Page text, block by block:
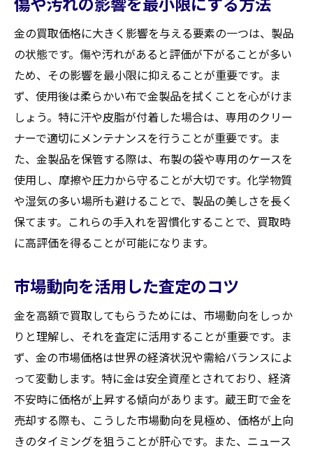
金の買取価格に大きく影響を与える要素の一つは、製品
の状態です。傷や汚れがあると評価が下がることが多い
ため、その影響を最小限に抑えることが重要です。ま
ず、使用後は柔らかい布で金製品を拭くことを心がけま
しょう。特に汗や皮脂が付着した場合は、専用のクリー
ナーで適切にメンテナンスを行うことが重要です。ま
た、金製品を保管する際は、布製の袋や専用のケースを
使用し、摩擦や圧力から守ることが大切です。化学物質
や湿気の多い場所も避けることで、製品の美しさを長く
保てます。これらの手入れを習慣化することで、買取時
に高評価を得ることが可能になります。
市場動向を活用した査定のコツ
金を高額で買取してもらうためには、市場動向をしっか
りと理解し、それを査定に活用することが重要です。ま
ず、金の市場価格は世界の経済状況や需給バランスによ
って変動します。特に金は安全資産とされており、経済
不安時に価格が上昇する傾向があります。蔵王町で金を
売却する際も、こうした市場動向を見極め、価格が上向
きのタイミングを狙うことが肝心です。また、ニュース